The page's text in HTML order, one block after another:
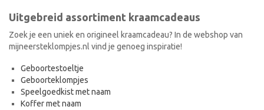
Uitgebreid assortiment kraamcadeaus
Zoek je een uniek en origineel kraamcadeau? In de webshop van
mijneersteklompjes.nl vind je genoeg inspiratie!
Geboortestoeltje
Geboorteklompjes
Speelgoedkist met naam
Koffer met naam